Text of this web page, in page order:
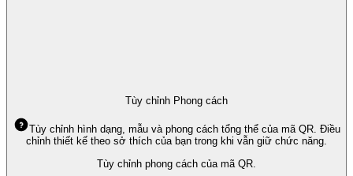
Tùy chỉnh Phong cách
Tùy chỉnh hình dạng, mẫu và phong cách tổng thể của mã QR. Điều
chỉnh thiết kế theo sở thích của bạn trong khi vẫn giữ chức năng.
Tùy chỉnh phong cách của mã QR.